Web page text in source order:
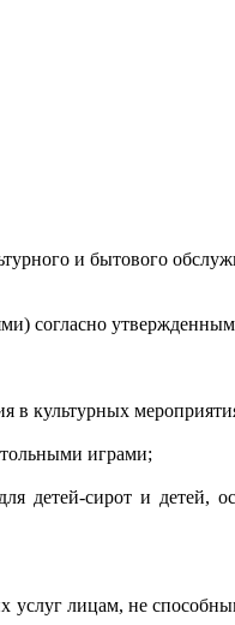
и бытового
согласно
в культурных
играми;
сирот и детей,
лицам, не